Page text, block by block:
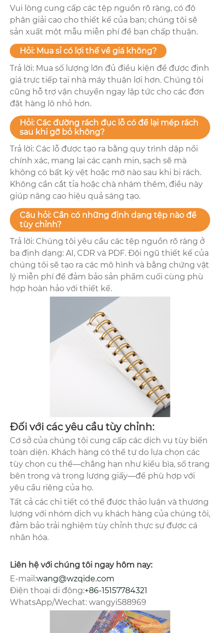
Vui lòng cung cấp các tệp nguồn rõ ràng, có độ
phân giải cao cho thiết kế của bạn; chúng tôi sẽ
sản xuất một mẫu miễn phí để bạn chấp thuận.
Hỏi: Mua sỉ có lợi thế về giá không?
Trả lời: Mua số lượng lớn đủ điều kiện để được định
giá trực tiếp tại nhà máy thuận lợi hơn. Chúng tôi
cũng hỗ trợ vận chuyển ngay lập tức cho các đơn
đặt hàng lô nhỏ hơn.
Hỏi: Các đường rách đục lỗ có để lại mép rách
sau khi gỡ bỏ không?
Trả lời: Các lỗ được tạo ra bằng quy trình dập nổi
chính xác, mang lại các cạnh mịn, sạch sẽ mà
không có bất kỳ vệt hoặc mờ nào sau khi bị rách.
Không cần cắt tỉa hoặc chà nhám thêm, điều này
giúp nâng cao hiệu quả sáng tạo.
Câu hỏi: Cần có những định dạng tệp nào để
tùy chỉnh?
Trả lời: Chúng tôi yêu cầu các tệp nguồn rõ ràng ở
ba định dạng: AI, CDR và ​​​​PDF. Đội ngũ thiết kế của
chúng tôi sẽ tạo ra các mô hình và bằng chứng vật
lý miễn phí để đảm bảo sản phẩm cuối cùng phù
hợp hoàn hảo với thiết kế.
Đối với các yêu cầu tùy chỉnh:
Cơ sở của chúng tôi cung cấp các dịch vụ tùy biến
toàn diện. Khách hàng có thể tự do lựa chọn các
tùy chọn cụ thể—chẳng hạn như kiểu bìa, số trang
bên trong và trọng lượng giấy—để phù hợp với
yêu cầu riêng của họ.
Tất cả các chi tiết có thể được thảo luận và thương
lượng với nhóm dịch vụ khách hàng của chúng tôi,
đảm bảo trải nghiệm tùy chỉnh thực sự được cá
nhân hóa.
Liên hệ với chúng tôi ngay hôm nay:
E-mail:wang@wzqide.com
Điện thoại di động:+86-15157784321
WhatsApp/Wechat: wangyi588969